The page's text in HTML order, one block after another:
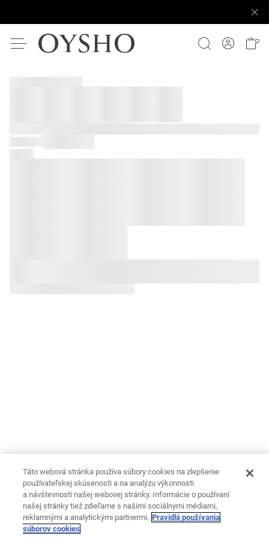
Táto webová stránka používa súbory cookies na zlepšenie
používateľskej skúsenosti a na analýzu výkonnosti
a návštevnosti našej webovej stránky. Informácie o používaní
našej stránky tiež zdieľame s našimi sociálnymi médiami,
reklamnými a analytickými partnermi. Pravidlá používania
súborov cookies